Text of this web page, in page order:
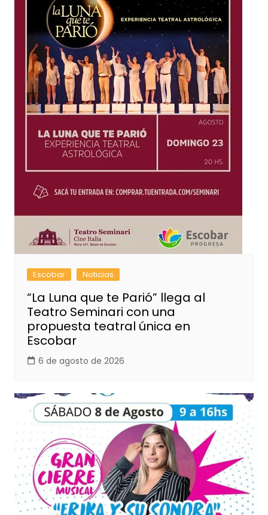
Escobar Noticias
“La Luna que te Parió” llega al
Teatro Seminari con una
propuesta teatral única en
Escobar
6 de agosto de 2026